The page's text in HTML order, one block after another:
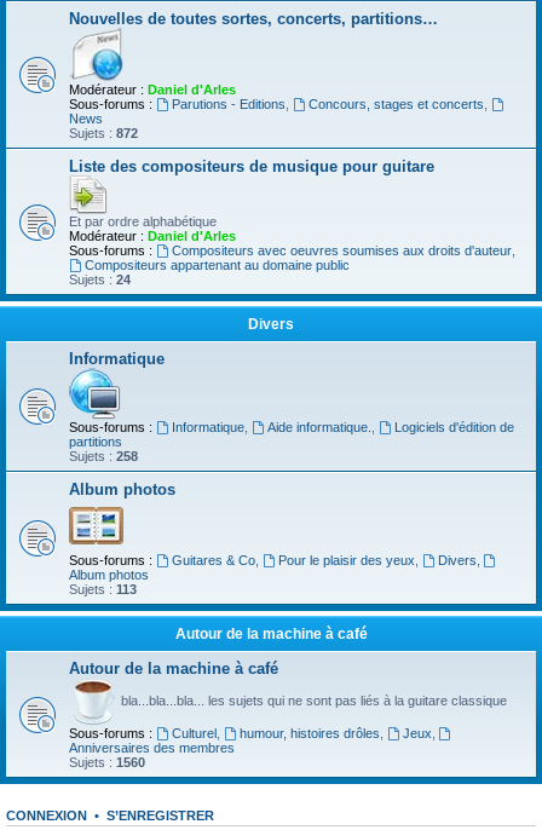
Nouvelles de toutes sortes, concerts, partitions…
Modérateur : Daniel d'Arles
Sous-forums :
Parutions - Editions Concours, stages et concerts
News
Sujets : 872
Liste des compositeurs de musique pour guitare
Et par ordre alphabétique
Modérateur : Daniel d'Arles
Sous-forums :
Compositeurs avec oeuvres soumises aux droits d'auteur,
Compositeurs appartenant au domaine public
Sujets : 24
Divers
Informatique
Sous-forums : Informatique, Aide informatique.
Logiciels d'édition de
partitions
Sujets : 258
Album photos
Sous-forums : Guitares & Co, Pour le plaisir des yeux Divers
Album photos
Sujets : 113
Autour de la machine à café
Autour de la machine à café
bla...bla...bla... les sujets qui ne sont pas liés à la guitare classique
Sous-forums : Culturel, humour, histoires drôles Jeux
Anniversaires des membres
Sujets : 1560
CONNEXION • S’ENREGISTRER